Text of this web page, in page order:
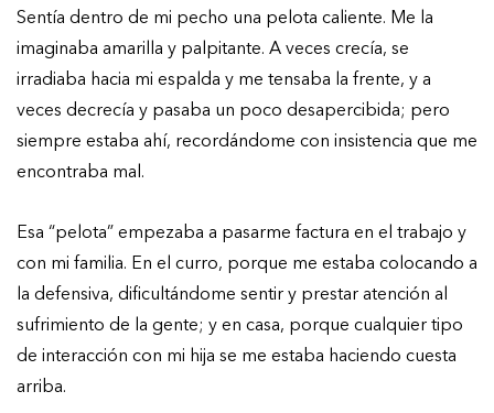
Sentía dentro de mi pecho una pelota caliente. Me la
imaginaba amarilla y palpitante. A veces crecía, se
irradiaba hacia mi espalda y me tensaba la frente, y a
veces decrecía y pasaba un poco desapercibida; pero
siempre estaba ahí, recordándome con insistencia que me
encontraba mal.
Esa “pelota” empezaba a pasarme factura en el trabajo y
con mi familia. En el curro, porque me estaba colocando a
la defensiva, dificultándome sentir y prestar atención al
sufrimiento de la gente; y en casa, porque cualquier tipo
de interacción con mi hija se me estaba haciendo cuesta
arriba.